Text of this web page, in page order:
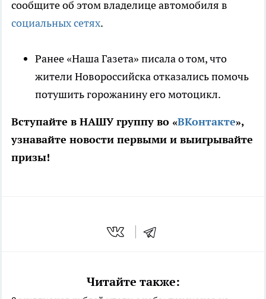
сообщите об этом владелице автомобиля в
социальных сетях.
Ранее «Наша Газета» писала о том, что
жители Новороссийска отказались помочь
потушить горожанину его мотоцикл.
Вступайте в НАШУ группу во «ВКонтакте»,
узнавайте новости первыми и выигрывайте
призы!
Читайте также: